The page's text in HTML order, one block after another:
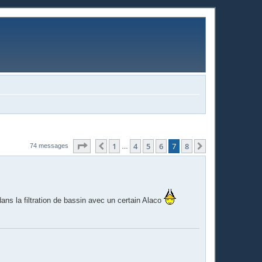
74 messages Page sur
Précédente
1 4 5 6 7 8
la filtration de bassin avec un certain Alaco